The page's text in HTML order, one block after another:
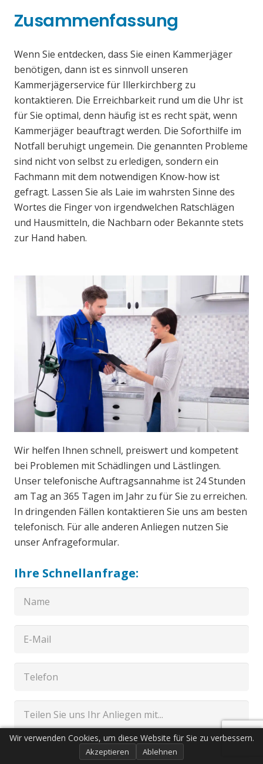
Zusammenfassung
Wenn Sie entdecken, dass Sie einen Kammerjäger
benötigen, dann ist es sinnvoll unseren
Kammerjägerservice für Illerkirchberg zu
kontaktieren. Die Erreichbarkeit rund um die Uhr ist
für Sie optimal, denn häufig ist es recht spät, wenn
Kammerjäger beauftragt werden. Die Soforthilfe im
Notfall beruhigt ungemein. Die genannten Probleme
sind nicht von selbst zu erledigen, sondern ein
Fachmann mit dem notwendigen Know-how ist
gefragt. Lassen Sie als Laie im wahrsten Sinne des
Wortes die Finger von irgendwelchen Ratschlägen
und Hausmitteln, die Nachbarn oder Bekannte stets
zur Hand haben.
Wir helfen Ihnen schnell, preiswert und kompetent
bei Problemen mit Schädlingen und Lästlingen.
Unser telefonische Auftragsannahme ist 24 Stunden
am Tag an 365 Tagen im Jahr zu für Sie zu erreichen.
In dringenden Fällen kontaktieren Sie uns am besten
telefonisch. Für alle anderen Anliegen nutzen Sie
unser Anfrageformular.
Ihre Schnellanfrage:
Wir verwenden Cookies, um diese Website für Sie zu verbessern.
Akzeptieren Ablehnen